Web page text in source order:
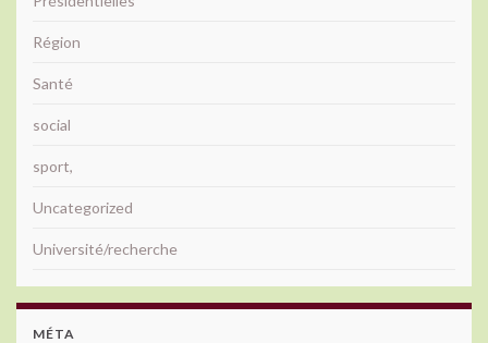
Région
Santé
social
sport,
Uncategorized
Université/recherche
MÉTA